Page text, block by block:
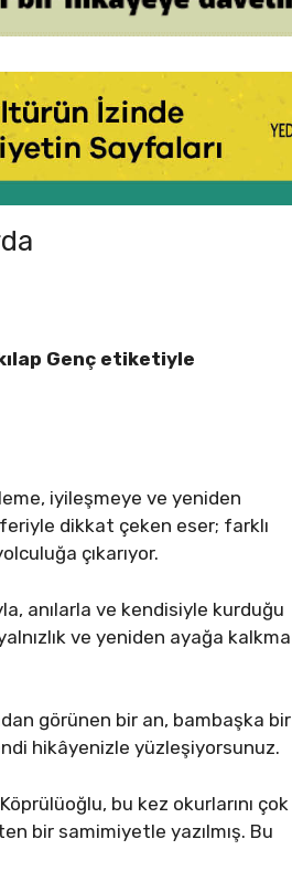
Genç etiketiyle
iyileşmeye ve yeniden
dikkat çeken eser; farklı
çıkarıyor.
anılarla ve kendisiyle kurduğu
ve yeniden ayağa kalkma
görünen bir an, bambaşka bir
hikâyenizle yüzleşiyorsunuz.
bu kez okurlarını çok
bir samimiyetle yazılmış. Bu